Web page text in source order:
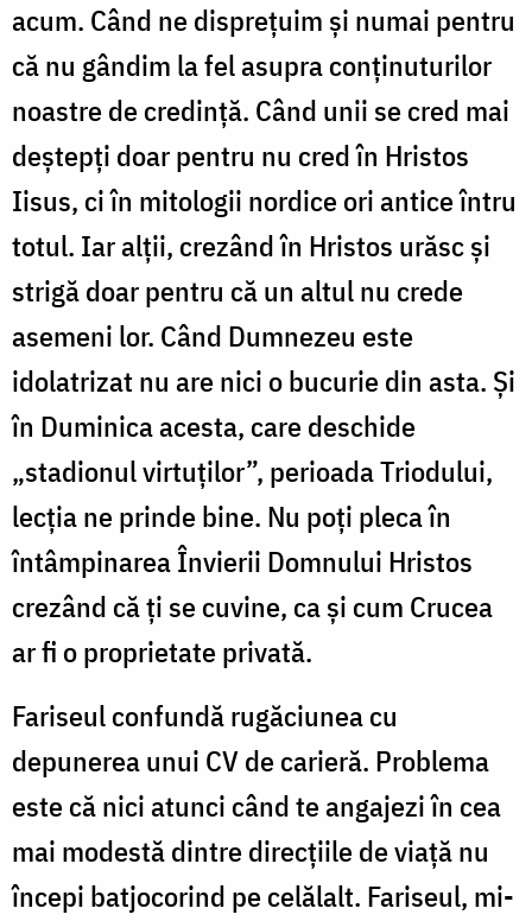
acum. Când ne disprețuim și numai pentru
că nu gândim la fel asupra conținuturilor
noastre de credință. Când unii se cred mai
deștepți doar pentru nu cred în Hristos
Iisus, ci în mitologii nordice ori antice întru
totul. Iar alții, crezând în Hristos urăsc și
strigă doar pentru că un altul nu crede
asemeni lor. Când Dumnezeu este
idolatrizat nu are nici o bucurie din asta. Și
în Duminica acesta, care deschide
„stadionul virtuților”, perioada Triodului,
lecția ne prinde bine. Nu poți pleca în
întâmpinarea Învierii Domnului Hristos
crezând că ți se cuvine, ca și cum Crucea
ar fi o proprietate privată.
Fariseul confundă rugăciunea cu
depunerea unui CV de carieră. Problema
este că nici atunci când te angajezi în cea
mai modestă dintre direcțiile de viață nu
începi batjocorind pe celălalt. Fariseul, mi-